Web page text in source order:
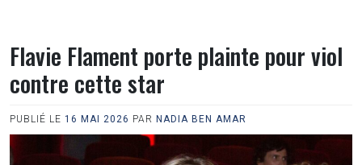
Flavie Flament porte plainte pour viol
contre cette star
PUBLIÉ LE 16 MAI 2026 PAR NADIA BEN AMAR